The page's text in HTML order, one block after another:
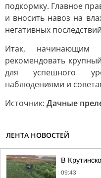
подкормку. Главное
и вносить навоз на
негативных
Итак, начинающим
рекомендовать
для успешного
наблюдениями и
Источник: Дачные
ЛЕНТА НОВОСТЕЙ
В
09:43